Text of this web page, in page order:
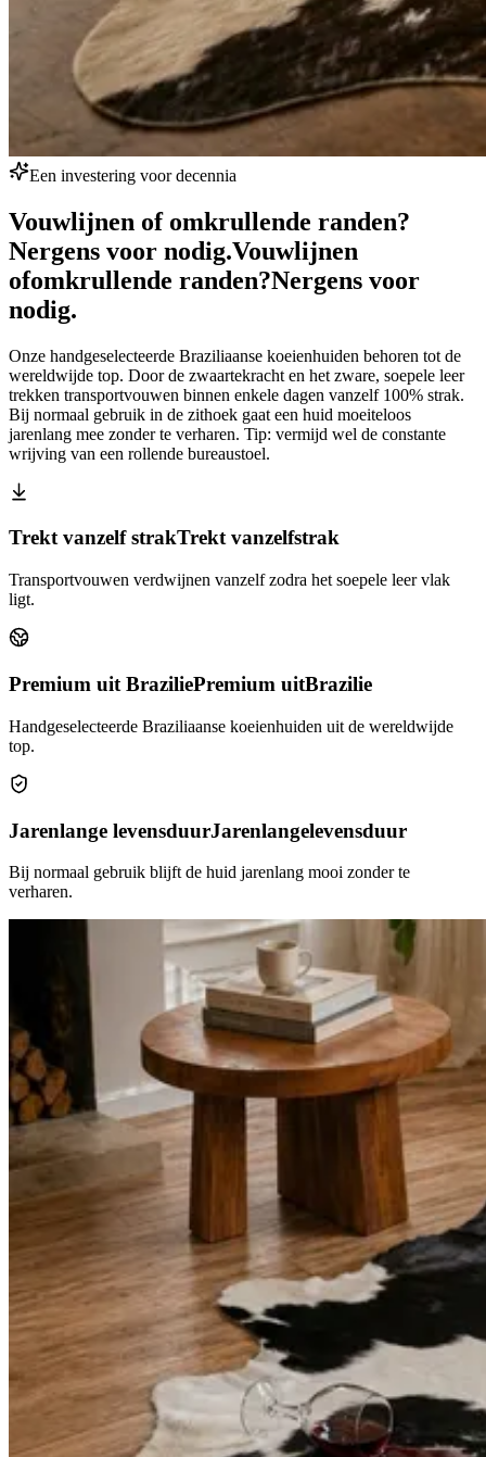
Een investering voor decennia
Vouwlijnen of omkrullende randen?
Nergens voor nodig.Vouwlijnen
ofomkrullende randen?Nergens voor
nodig.
Onze handgeselecteerde Braziliaanse koeienhuiden behoren tot de
wereldwijde top. Door de zwaartekracht en het zware, soepele leer
trekken transportvouwen binnen enkele dagen vanzelf 100% strak.
Bij normaal gebruik in de zithoek gaat een huid moeiteloos
jarenlang mee zonder te verharen. Tip: vermijd wel de constante
wrijving van een rollende bureaustoel.
Trekt vanzelf strakTrekt vanzelfstrak
Transportvouwen verdwijnen vanzelf zodra het soepele leer vlak
ligt.
Premium uit BraziliePremium uitBrazilie
Handgeselecteerde Braziliaanse koeienhuiden uit de wereldwijde
top.
Jarenlange levensduurJarenlangelevensduur
Bij normaal gebruik blijft de huid jarenlang mooi zonder te
verharen.